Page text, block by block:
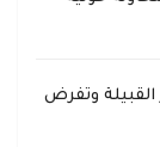
القبيلة وتفرض